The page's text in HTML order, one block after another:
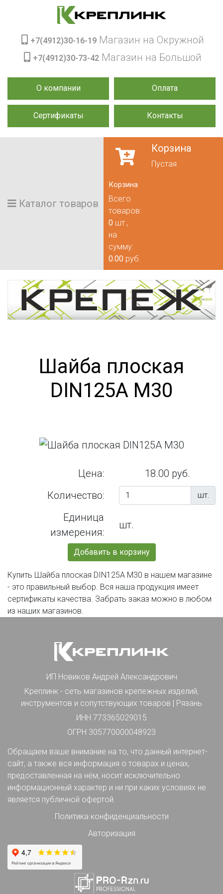
О компании Оплата
Сертификаты Контакты
+7(4912)30-16-19 Магазин на Окружной
+7(4912)30-73-42 Магазин на Большой
Каталог товаров
Корзина
Пустая
Корзина
Всего
товаров:
0 шт.,
на
сумму:
0.00 руб.
Шайба плоская
DIN125А М30
Цена:
18.00 руб.
Количество:
шт.
Единица
измерения:
шт.
Добавить в корзину
Купить Шайба плоская DIN125А М30 в нашем магазине
- это правильный выбор. Вся наша продукция имеет
сертификаты качества. Забрать заказ можно в любом
из наших магазинов.
ИП Новиков Андрей Александрович
Креплинк - сеть магазинов крепежных изделий,
инструментов и сопутствующих товаров | Рязань
ИНН 773365029015
ОГРН 305770000048923
Обращаем ваше внимание на то, что данный интернет-
сайт, а также вся информация о товарах и ценах,
предоставленная на нём, носит исключительно
информационный характер и ни при каких условиях не
является публичной офертой.
Политика конфиденциальности
Авторизация